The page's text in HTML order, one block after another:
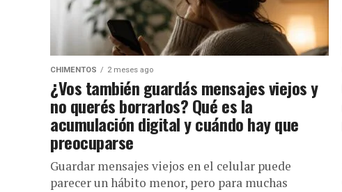
CHIMENTOS 2 meses ago
¿Vos también guardás mensajes viejos y
no querés borrarlos? Qué es la
acumulación digital y cuándo hay que
preocuparse
Guardar mensajes viejos en el celular puede
parecer un hábito menor, pero para muchas